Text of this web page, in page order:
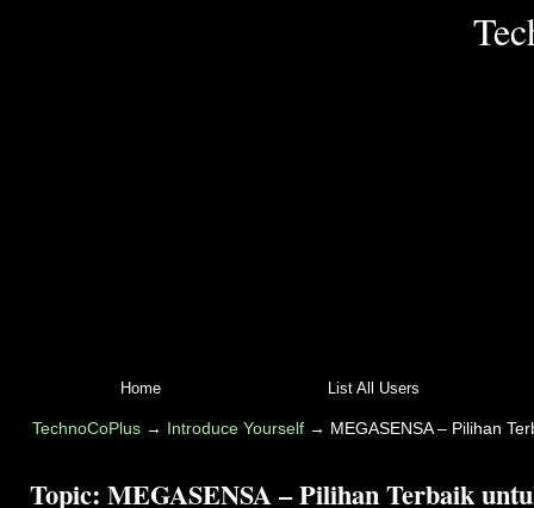
Home List All Users
TechnoCoPlus→ Introduce Yourself→ MEGASENSA – Pilihan
Topic: MEGASENSA – Pilihan Terbaik